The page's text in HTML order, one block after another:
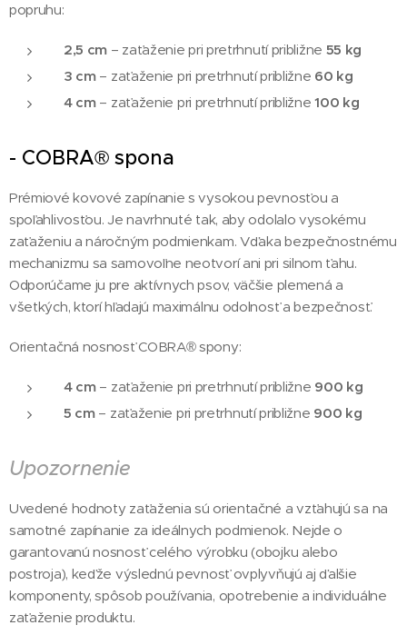
popruhu:
2,5 cm – zaťaženie pri pretrhnutí približne 55 kg
3 cm– zaťaženie pri pretrhnutí približne 60 kg
4 cm– zaťaženie pri pretrhnutí približne100 kg
- COBRA® spona
Prémiové kovové zapínanie s vysokou pevnosťou a
spoľahlivosťou. Je navrhnuté tak, aby odolalo vysokému
zaťaženiu a náročným podmienkam. Vďaka bezpečnostnému
mechanizmu sa samovoľne neotvorí ani pri silnom ťahu.
Odporúčame ju pre aktívnych psov, väčšie plemená a
všetkých, ktorí hľadajú maximálnu odolnosť a bezpečnosť.
Orientačná nosnosť COBRA® spony:
4 cm– zaťaženie pri pretrhnutí približne 900 kg
5 cm– zaťaženie pri pretrhnutí približne 900 kg
Upozornenie
Uvedené hodnoty zaťaženia sú orientačné a vzťahujú sa na
samotné zapínanie za ideálnych podmienok. Nejde o
garantovanú nosnosť celého výrobku (obojku alebo
postroja), keďže výslednú pevnosť ovplyvňujú aj ďalšie
komponenty, spôsob používania, opotrebenie a individuálne
zaťaženie produktu.